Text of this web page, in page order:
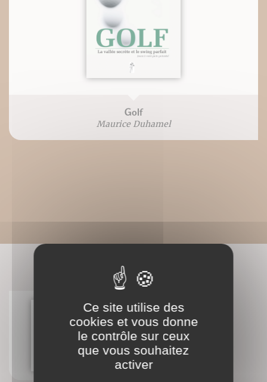
Golf
Maurice Duhamel
CONNAISSEZ-VOUS AUSSI ?
Méthode d'arts énergétiques
Alain Jacopino
Ce site utilise des
cookies et vous donne
le contrôle sur ceux
que vous souhaitez
activer